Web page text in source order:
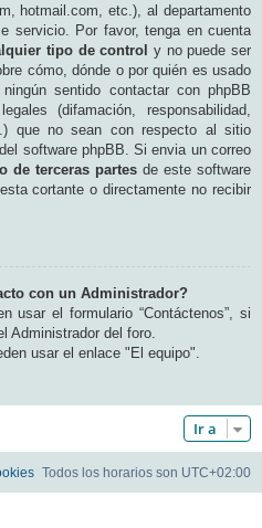
hotmail.com, etc.), al departamento
servicio. Por favor, tenga en cuenta
tipo de control y no puede ser
cómo, dónde o por quién es usado
sentido contactar con phpBB
(difamación, responsabilidad,
que no sean con respecto al sitio
software phpBB. Si envia un correo
de terceras partes de este software
cortante o directamente no recibir
con un Administrador?
usar el formulario “Contáctenos”, si
Administrador del foro.
usar el enlace "El equipo".
Ir a
Todos los horarios son UTC+02:00